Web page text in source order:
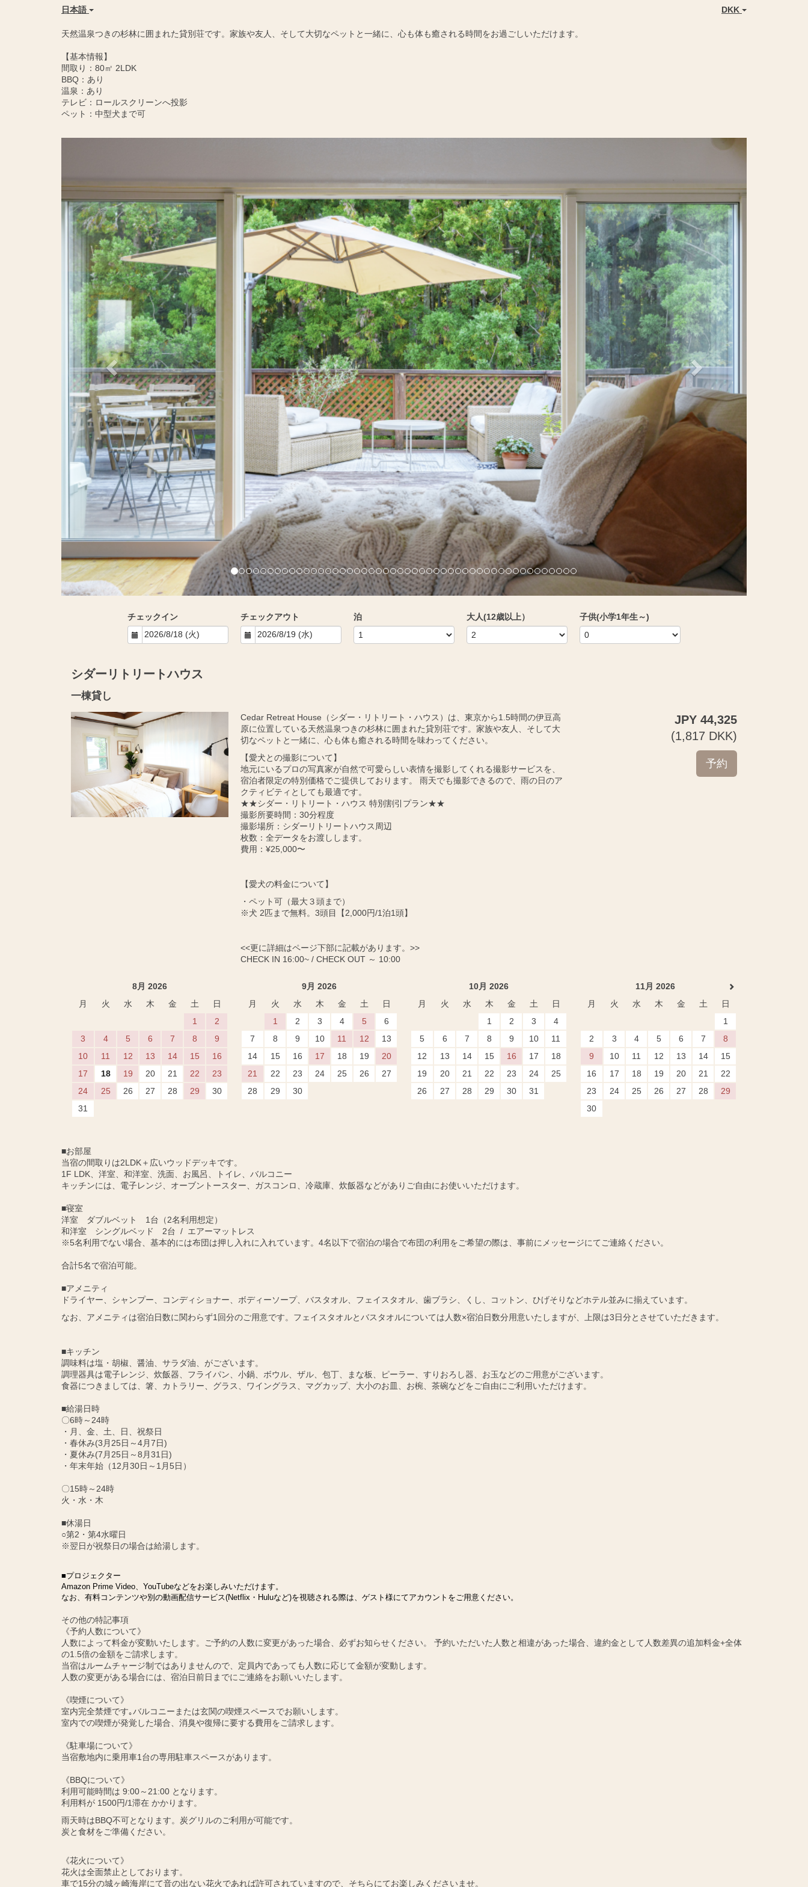
日本語 DKK
天然温泉つきの杉林に囲まれた貸別荘です。家族や友人、そして大切なペットと一緒に、心も体も癒される時間をお過ごしいただけます。
【基本情報】
間取り：80㎡ 2LDK
BBQ：あり
温泉：あり
テレビ：ロールスクリーンへ投影
ペット：中型犬まで可
Next
チェックイン チェックアウト 泊 大人(12歳以上） 子供(小学1年生～)
シダーリトリートハウス
一棟貸し
Cedar Retreat House（シダー・リトリート・ハウス）は、東京から1.5時間の伊豆高
原に位置している天然温泉つきの杉林に囲まれた貸別荘です。家族や友人、そして大
切なペットと一緒に、心も体も癒される時間を味わってください。
【愛犬との撮影について】
地元にいるプロの写真家が自然で可愛らしい表情を撮影してくれる撮影サービスを、
宿泊者限定の特別価格でご提供しております。 雨天でも撮影できるので、雨の日のア
クティビティとしても最適です。
★★シダー・リトリート・ハウス 特別割引プラン★★
撮影所要時間：30分程度
撮影場所：シダーリトリートハウス周辺
枚数：全データをお渡しします。
費用：¥25,000〜
【愛犬の料金について】
・ペット可（最大３頭まで）
※犬 2匹まで無料。3頭目【2,000円/1泊1頭】
<<更に詳細はページ下部に記載があります。>>
CHECK IN 16:00~ / CHECK OUT ～ 10:00
JPY 44,325
(1,817 DKK)
8月 2026
月
火 水 木 金 土
日
1
2
3
4 5 6 7 8
9
10
11 12 13 14 15
16
17
18 19 20 21 22
23
24
25 26 27 28 29
30
31
9月 2026
月
火 水 木 金 土
日
1
2 3 4 5
6
7
8 9 10 11 12
13
14
15 16 17 18 19
20
21
22 23 24 25 26
27
28
29 30
10月 2026
月
火 水 木 金 土
日
1
2 3
4
5
6 7 8 9 10
11
12
13 14 15 16 17
18
19
20 21 22 23 24
25
26
27 28 29 30 31
11月 2026
月
火 水 木 金 土
日
1
2
3 4 5 6 7
8
9
10 11 12 13 14
15
16
17 18 19 20 21
22
23
24 25 26 27 28
29
30
■お部屋
当宿の間取りは2LDK＋広いウッドデッキです。
1F LDK、洋室、和洋室、洗面、お風呂、トイレ、バルコニー
キッチンには、電子レンジ、オーブントースター、ガスコンロ、冷蔵庫、炊飯器などがありご自由にお使いいただけます。
■寝室
洋室 ダブルベット 1台（2名利用想定）
和洋室 シングルベッド 2台 / エアーマットレス
※5名利用でない場合、基本的には布団は押し入れに入れています。4名以下で宿泊の場合で布団の利用をご希望の際は、事前にメッセージにてご連絡ください。
合計5名で宿泊可能。
■アメニティ
ドライヤー、シャンプー、コンディショナー、ボディーソープ、バスタオル、フェイスタオル、歯ブラシ、くし、コットン、ひげそりなどホテル並みに揃えています。
なお、アメニティは宿泊日数に関わらず1回分のご用意です。フェイスタオルとバスタオルについては人数×宿泊日数分用意いたしますが、上限は3日分とさせていただきます。
■キッチン
調味料は塩・胡椒、醤油、サラダ油、がございます。
調理器具は電子レンジ、炊飯器、フライパン、小鍋、ボウル、ザル、包丁、まな板、ピーラー、すりおろし器、お玉などのご用意がございます。
食器につきましては、箸、カトラリー、グラス、ワイングラス、マグカップ、大小のお皿、お椀、茶碗などをご自由にご利用いただけます。
■給湯日時
〇6時～24時
・月、金、土、日、祝祭日
・春休み(3月25日～4月7日)
・夏休み(7月25日～8月31日)
・年末年始（12月30日～1月5日）
〇15時～24時
火・水・木
■休湯日
○第2・第4水曜日
※翌日が祝祭日の場合は給湯します。
■プロジェクター
Amazon Prime Video、YouTubeなどをお楽しみいただけます。
なお、有料コンテンツや別の動画配信サービス(Netflix・Huluなど)を視聴される際は、ゲスト様にてアカウントをご用意ください。
その他の特記事項
《予約人数について》
人数によって料金が変動いたします。ご予約の人数に変更があった場合、必ずお知らせください。 予約いただいた人数と相違があった場合、違約金として人数差異の追加料金+全体
の1.5倍の金額をご請求します。
当宿はルームチャージ制ではありませんので、定員内であっても人数に応じて金額が変動します。
人数の変更がある場合には、宿泊日前日までにご連絡をお願いいたします。
《喫煙について》
室内完全禁煙です｡バルコニーまたは玄関の喫煙スペースでお願いします。
室内での喫煙が発覚した場合、消臭や復帰に要する費用をご請求します。
《駐車場について》
当宿敷地内に乗用車1台の専用駐車スペースがあります。
《BBQについて》
利用可能時間は 9:00～21:00 となります。
利用料が 1500円/1滞在 かかります。
雨天時はBBQ不可となります。炭グリルのご利用が可能です。
炭と食材をご準備ください。
《花火について》
花火は全面禁止としております。
車で15分の城ヶ崎海岸にて音の出ない花火であれば許可されていますので、そちらにてお楽しみくださいませ。